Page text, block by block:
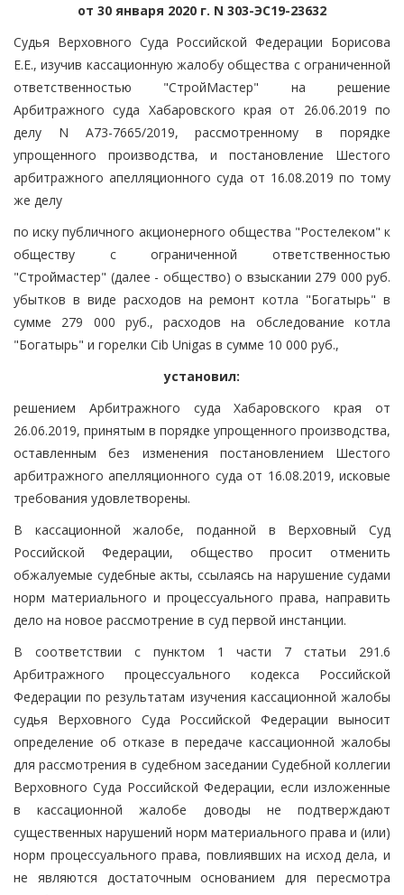
от 30 января 2020 г. N 303-ЭС19-23632
Судья Верховного Суда Российской Федерации Борисова
Е.Е., изучив кассационную жалобу общества с ограниченной
ответственностью "СтройМастер" на решение
Арбитражного суда Хабаровского края от 26.06.2019 по
делу N А73-7665/2019, рассмотренному в порядке
упрощенного производства, и постановление Шестого
арбитражного апелляционного суда от 16.08.2019 по тому
же делу
по иску публичного акционерного общества "Ростелеком" к
обществу с ограниченной ответственностью
"Строймастер" (далее - общество) о взыскании 279 000 руб.
убытков в виде расходов на ремонт котла "Богатырь" в
сумме 279 000 руб., расходов на обследование котла
"Богатырь" и горелки Cib Unigas в сумме 10 000 руб.,
установил:
решением Арбитражного суда Хабаровского края от
26.06.2019, принятым в порядке упрощенного производства,
оставленным без изменения постановлением Шестого
арбитражного апелляционного суда от 16.08.2019, исковые
требования удовлетворены.
В кассационной жалобе, поданной в Верховный Суд
Российской Федерации, общество просит отменить
обжалуемые судебные акты, ссылаясь на нарушение судами
норм материального и процессуального права, направить
дело на новое рассмотрение в суд первой инстанции.
В соответствии с пунктом 1 части 7 статьи 291.6
Арбитражного процессуального кодекса Российской
Федерации по результатам изучения кассационной жалобы
судья Верховного Суда Российской Федерации выносит
определение об отказе в передаче кассационной жалобы
для рассмотрения в судебном заседании Судебной коллегии
Верховного Суда Российской Федерации, если изложенные
в кассационной жалобе доводы не подтверждают
существенных нарушений норм материального права и (или)
норм процессуального права, повлиявших на исход дела, и
не являются достаточным основанием для пересмотра